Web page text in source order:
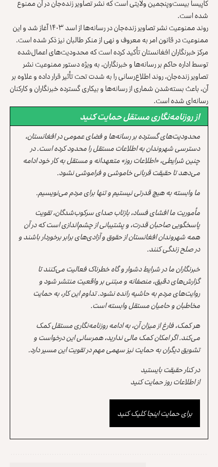
کاپیسا بیست‌و‌پنجمین ولایتی است که نشر تصاویر زنده‌جان در آن ممنوع
شده است.
روند ممنوعیت نشر تصاویر زنده‌جان در رسانه‌ها از اسد ۱۴۰۳ آغاز شد و این
ممنوعیت در قانون امر به معروف و نهی از منکر طالبان نیز ذکر شده است.
مرکز خبرنگاران افغانستان تأکید کرده است که محدودیت‌های اعمال‌شده
توسط اداره حاکم بر رسانه‌ها و خبرنگاران، به ویژه دستور ممنوعیت نشر
تصاویر زنده‌جان، روند اطلاع‌رسانی را به شدت تحت تأثیر قرار داده و علاوه بر
آن، باعث بسته‌شدن شماری از رسانه‌ها و بیکاری گسترده خبرنگاران و کارکنان
رسانه‌ای شده است.
از روزنامه‌نگاری مستقل حمایت کنید
محدودیت‌های گسترده بر رسانه‌ها و فضای عمومی در افغانستان،
دسترسی شهروندان به اطلاعات مستقل را محدود کرده است. در
چنین شرایطی، «اطلاعات روز» متعهدانه و مستقل به کار خود ادامه
می‌دهد تا حقیقت قربانی خاموشی و فراموشی نشود.
ما وابسته به هیچ قدرتی نیستیم و تنها برای مردم می‌نویسیم.
مأموریت ما افشای فساد، بازتاب صدای سرکوب‌شدگان، تقویت
پاسخگویی صاحبان قدرت، و پشتیبانی از چشم‌اندازی است که در آن
همه شهروندان افغانستان از حقوق و آزادی‌های برابر برخوردار باشند و
در صلح زندگی کنند.
خبرنگاران ما در شرایط دشوار و گاه خطرناک فعالیت می‌کنند تا
گزارش‌های دقیق، منصفانه و مبتنی بر واقعیت منتشر شود و
روایت‌های مردم به حاشیه رانده نشود. تداوم این کار، به حمایت
مخاطبان و حامیان مستقل وابسته است.
هر کمک، فارغ از میزان آن، به ادامه روزنامه‌نگاری مستقل کمک
می‌کند. اگر امکان کمک مالی ندارید، همرسانی این درخواست و
تشویق دیگران به حمایت نیز سهمی مهم در تقویت این مسیر دارد.
در کنار حقیقت بایستید
از اطلاعات روز حمایت کنید
برای حمایت اینجا کلیک کنید